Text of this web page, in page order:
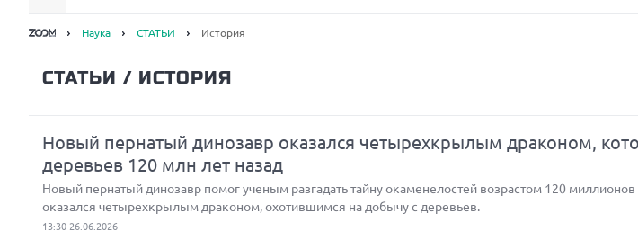
Наука СТАТЬИ История
СТАТЬИ / ИСТОРИЯ
Новый пернатый динозавр оказался четырехкрылым драконом,
деревьев 120 млн лет назад
Новый пернатый динозавр помог ученым разгадать тайну окаменелостей возрастом 120 миллионов
оказался четырехкрылым драконом, охотившимся на добычу с деревьев.
13:30 26.06.2026